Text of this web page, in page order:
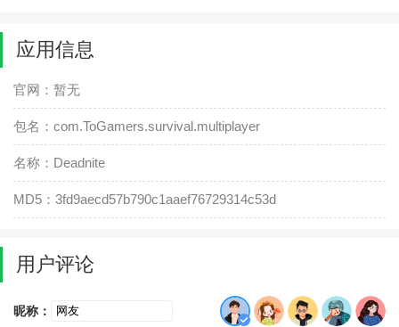
应用信息
官网：暂无
包名：com.ToGamers.survival.multiplayer
名称：Deadnite
MD5：3fd9aecd57b790c1aaef76729314c53d
用户评论
昵称：